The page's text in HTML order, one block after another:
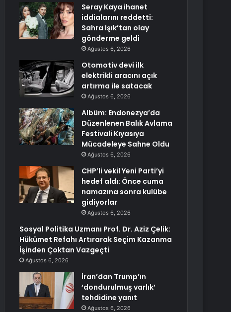
Seray Kaya ihanet
iddialarını reddetti:
Sahra Işık’tan olay
gönderme geldi
Ağustos 6, 2026
Otomotiv devi ilk
elektrikli aracını açık
artırma ile satacak
Ağustos 6, 2026
Albüm: Endonezya’da
Düzenlenen Balık Avlama
Festivali Kıyasıya
Mücadeleye Sahne Oldu
Ağustos 6, 2026
CHP’li vekil Yeni Parti’yi
hedef aldı: Önce cuma
namazına sonra kulübe
gidiyorlar
Ağustos 6, 2026
Sosyal Politika Uzmanı Prof. Dr. Aziz Çelik:
Hükümet Refahı Artırarak Seçim Kazanma
İşinden Çoktan Vazgeçti
Ağustos 6, 2026
İran’dan Trump’ın
‘dondurulmuş varlık’
tehdidine yanıt
Ağustos 6, 2026